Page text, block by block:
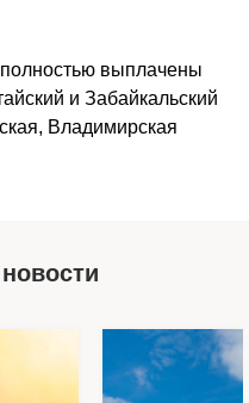
выплачены
и Забайкальский
Владимирская